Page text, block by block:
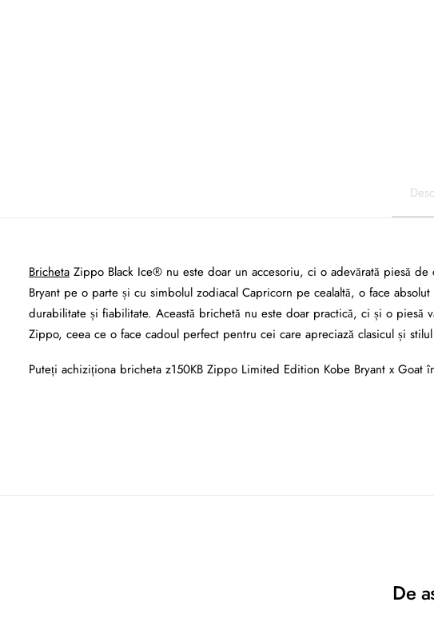
Bricheta Zippo Black Ice® nu este doar un accesoriu, ci o adevărată piesă
Bryant pe o parte și cu simbolul zodiacal Capricorn pe cealaltă, o face
durabilitate și fiabilitate. Această brichetă nu este doar practică, ci și o piesă
Zippo, ceea ce o face cadoul perfect pentru cei care apreciază clasicul și
Puteți achiziționa bricheta z150KB Zippo Limited Edition Kobe Bryant x Goat
De